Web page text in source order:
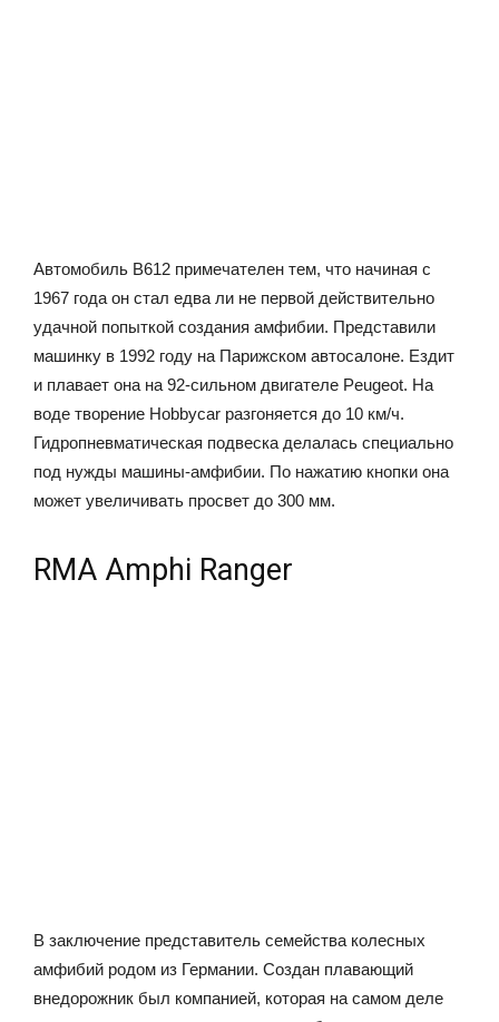
Автомобиль В612 примечателен тем, что начиная с
1967 года он стал едва ли не первой действительно
удачной попыткой создания амфибии. Представили
машинку в 1992 году на Парижском автосалоне. Ездит
и плавает она на 92-сильном двигателе Peugeot. На
воде творение Hobbycar разгоняется до 10 км/ч.
Гидропневматическая подвеска делалась специально
под нужды машины-амфибии. По нажатию кнопки она
может увеличивать просвет до 300 мм.
RMA Amphi Ranger
В заключение представитель семейства колесных
амфибий родом из Германии. Создан плавающий
внедорожник был компанией, которая на самом деле